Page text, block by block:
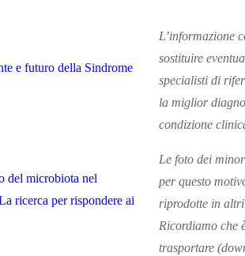
e futuro della Sindrome
microbiota nel
ricerca per rispondere ai
L’informazione
sostituire
specialisti di
la miglior
condizione
Le foto dei
per questo
riprodotte in altri
Ricordiamo che
trasportare